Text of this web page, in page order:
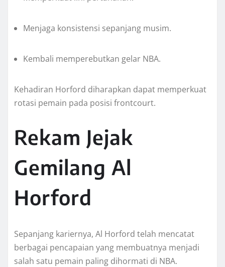
Menjaga konsistensi sepanjang musim.
Kembali memperebutkan gelar NBA.
Kehadiran Horford diharapkan dapat memperkuat
rotasi pemain pada posisi frontcourt.
Rekam Jejak
Gemilang Al
Horford
Sepanjang kariernya, Al Horford telah mencatat
berbagai pencapaian yang membuatnya menjadi
salah satu pemain paling dihormati di NBA.